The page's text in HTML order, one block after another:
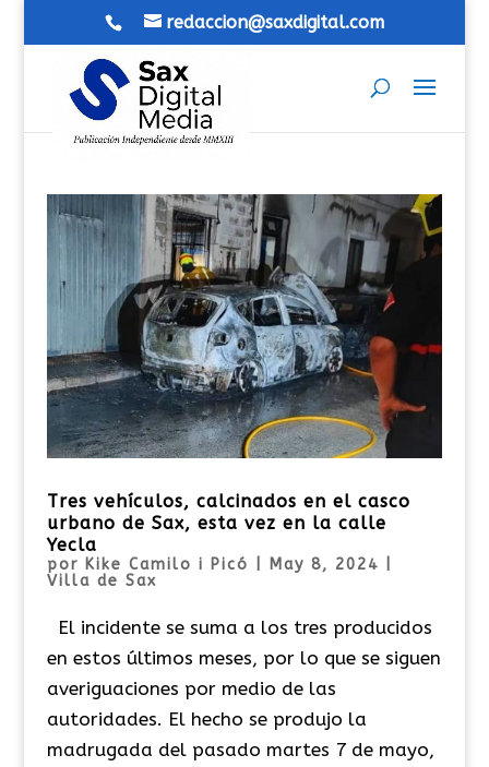
redaccion@saxdigital.com
Tres vehículos, calcinados en el casco
urbano de Sax, esta vez en la calle
Yecla
por Kike Camilo i Picó May 8, 2024
Villa de Sax
El incidente se suma a los tres producidos
en estos últimos meses, por lo que se siguen
averiguaciones por medio de las
autoridades. El hecho se produjo la
madrugada del pasado martes 7 de mayo,